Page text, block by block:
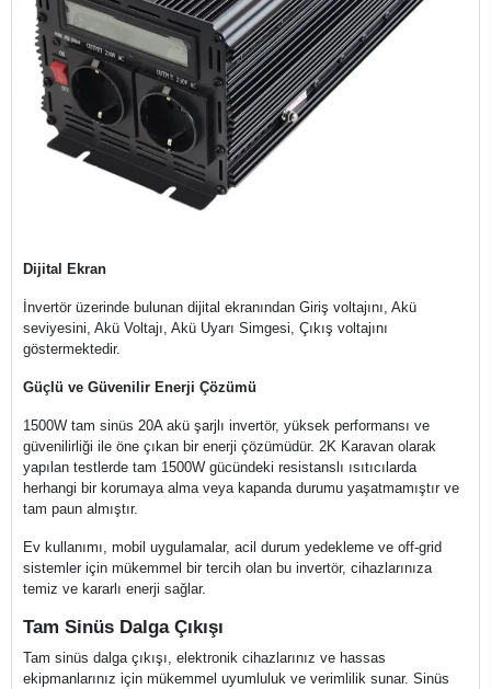
Dijital Ekran
İnvertör üzerinde bulunan dijital ekranından Giriş voltajını, Akü
seviyesini, Akü Voltajı, Akü Uyarı Simgesi, Çıkış voltajını
göstermektedir.
Güçlü ve Güvenilir Enerji Çözümü
1500W tam sinüs 20A akü şarjlı invertör, yüksek performansı ve
güvenilirliği ile öne çıkan bir enerji çözümüdür. 2K Karavan olarak
yapılan testlerde tam 1500W gücündeki resistanslı ısıtıcılarda
herhangi bir korumaya alma veya kapanda durumu yaşatmamıştır ve
tam paun almıştır.
Ev kullanımı, mobil uygulamalar, acil durum yedekleme ve off-grid
sistemler için mükemmel bir tercih olan bu invertör, cihazlarınıza
temiz ve kararlı enerji sağlar.
Tam Sinüs Dalga Çıkışı
Tam sinüs dalga çıkışı, elektronik cihazlarınız ve hassas
ekipmanlarınız için mükemmel uyumluluk ve verimlilik sunar. Sinüs